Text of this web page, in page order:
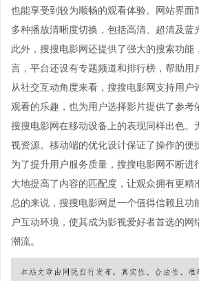
也能享受到较为顺畅的观看体验。网站界
多种播放清晰度切换，包括高清、超清及
此外，搜搜电影网还提供了强大的搜索功
言，平台还设有专题频道和排行榜，帮助用
从社交互动角度来看，搜搜电影网支持用
观看的乐趣，也为用户选择影片提供了参考
搜搜电影网在移动设备上的表现同样出色
视资源。移动端的优化设计保证了操作的
为了提升用户服务质量，搜搜电影网不断
大地提高了内容的匹配度，让观众拥有更精
总的来说，搜搜电影网是一个值得信赖且
户互动环境，使其成为影视爱好者首选的
潮流。